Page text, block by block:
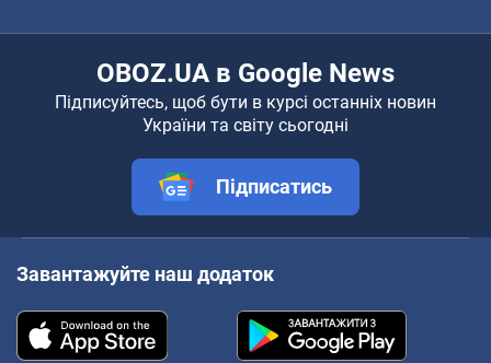
OBOZ.UA в Google News
Підписуйтесь, щоб бути в курсі останніх новин
України та світу сьогодні
Підписатись
Завантажуйте наш додаток